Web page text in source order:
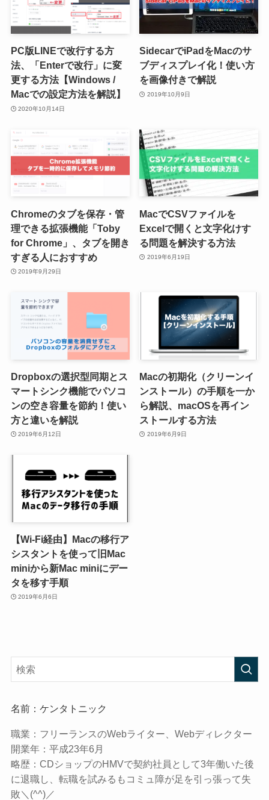
PC版LINEで改行する方
法、「Enterで改行」に変
更する方法【Windows /
Macでの設定方法を解説】
2020年10月14日
SidecarでiPadをMacのサ
ブディスプレイ化！使い方
を画像付きで解説
2019年10月9日
Chromeのタブを保存・管
理できる拡張機能「Toby
for Chrome」、タブを開き
すぎる人におすすめ
2019年9月29日
MacでCSVファイルを
Excelで開くと文字化けす
る問題を解決する方法
2019年6月19日
Dropboxの選択型同期とス
マートシンク機能でパソコ
ンの空き容量を節約！使い
方と違いを解説
2019年6月12日
Macの初期化（クリーンイ
ンストール）の手順を一か
ら解説、macOSを再イン
ストールする方法
2019年6月9日
【Wi-Fi経由】Macの移行ア
シスタントを使って旧Mac
miniから新Mac miniにデー
タを移す手順
2019年6月6日
名前：ケンタトニック
職業： フリーランスのWebライター、Webディレクター
開業年： 平成23年6月
略歴： CDショップのHMVで契約社員として3年働いた後
に退職し、転職を試みるもコミュ障が足を引っ張って失
敗＼(^^)／